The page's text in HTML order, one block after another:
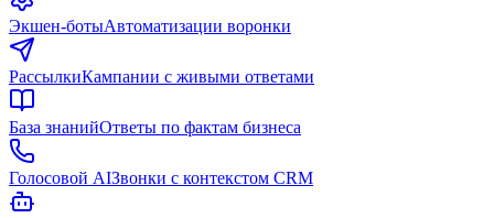
Экшен-ботыАвтоматизации воронки
РассылкиКампании с живыми ответами
База знанийОтветы по фактам бизнеса
Голосовой AIЗвонки с контекстом CRM